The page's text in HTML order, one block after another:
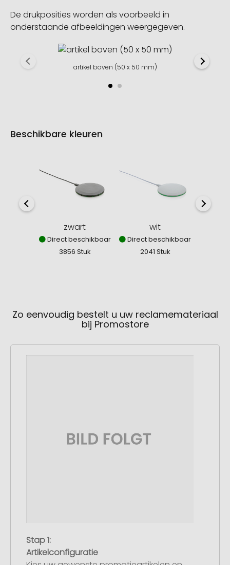
De drukposities worden als voorbeeld in
onderstaande afbeeldingen weergegeven.
artikel boven (50 x 50 mm)
Beschikbare kleuren
zwart
Direct beschikbaar
3856 Stuk
wit
Direct beschikbaar
2041 Stuk
Zo eenvoudig bestelt u uw reclamemateriaal
bij Promostore
Stap 1:
Artikelconfiguratie